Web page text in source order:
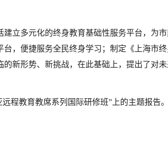
立多元化的终身教育基础性服务平台，为
，便捷服务全民终身学习；制定《上海市
新形势、新挑战，在此基础上，提出了对
程教育教席系列国际研修班”上的主题报告。